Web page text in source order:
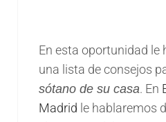
En esta oportunidad le
una lista de consejos
sótano de su casa. En
Madrid le hablaremos